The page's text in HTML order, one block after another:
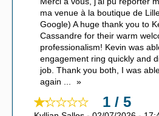
ma venue à la boutique de
Google) A huge thank you to
Cassandre for their warm
professionalism! Kevin was
engagement ring quickly and
job. Thank you both, I was
again ...
1 / 5